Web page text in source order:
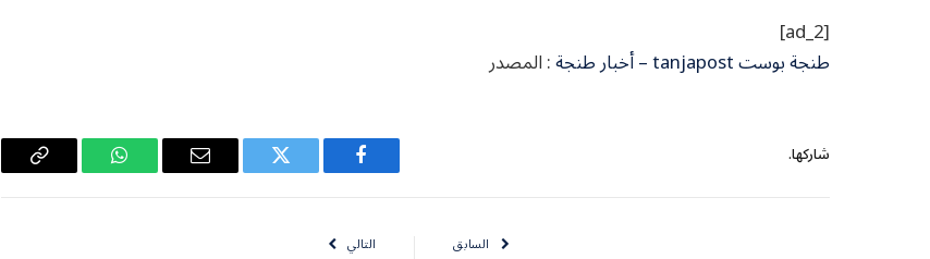
[ad_2]
طنجة بوست tanjapost – أخبار طنجة
: المصدر
شاركها.
فيسبوك تويتر
البريد
واتساب
Copy
السابق التالي